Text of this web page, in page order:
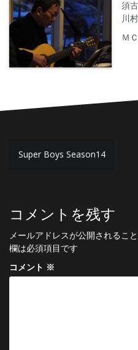
須
川
Ｍ
投
ビ
ゲ
ー
シ
Super Boys Season14
コメントを残す
メールアドレスが公開されること
欄は必須項目です
コメント ※